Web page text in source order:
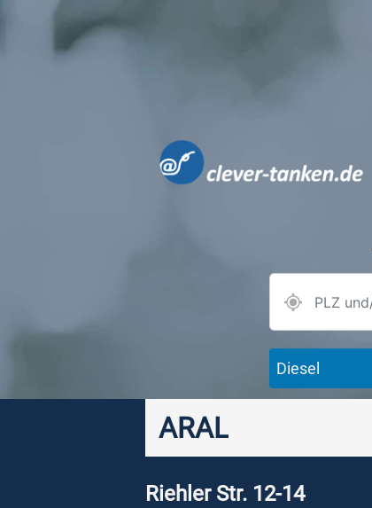
Diesel
ARAL
Riehler Str. 12-14